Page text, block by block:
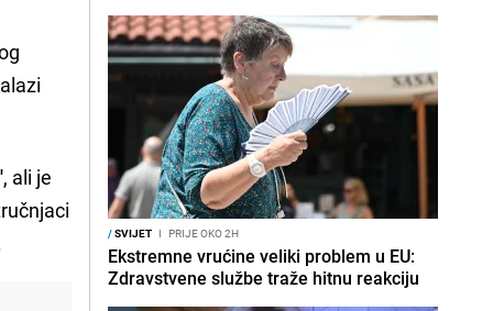
, ali je
/SVIJET I PRIJE OKO 2H
Ekstremne vrućine veliki problem u EU:
Zdravstvene službe traže hitnu reakciju